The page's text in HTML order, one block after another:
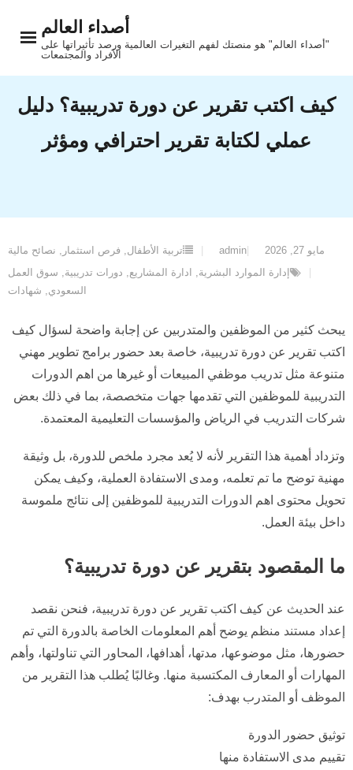
أصداء العالم
"أصداء العالم" هو منصتك لفهم التغيرات العالمية ورصد تأثيراتها على
الأفراد والمجتمعات
كيف اكتب تقرير عن دورة تدريبية؟ دليل
عملي لكتابة تقرير احترافي ومؤثر
مايو 27, 2026 admin تربية الأطفال, فرص استثمار , نصائح مالية
إدارة الموارد البشرية, ادارة المشاريع, دورات تدريبية, سوق العمل
السعودي, شهادات
يبحث كثير من الموظفين والمتدربين عن إجابة واضحة لسؤال كيف
اكتب تقرير عن دورة تدريبية، خاصة بعد حضور برامج تطوير مهني
متنوعة مثل تدريب موظفي المبيعات أو غيرها من اهم الدورات
التدريبية للموظفين التي تقدمها جهات متخصصة، بما في ذلك بعض
شركات التدريب في الرياض والمؤسسات التعليمية المعتمدة.
وتزداد أهمية هذا التقرير لأنه لا يُعد مجرد ملخص للدورة، بل وثيقة
مهنية توضح ما تم تعلمه، ومدى الاستفادة العملية، وكيف يمكن
تحويل محتوى اهم الدورات التدريبية للموظفين إلى نتائج ملموسة
داخل بيئة العمل.
ما المقصود بتقرير عن دورة تدريبية؟
عند الحديث عن كيف اكتب تقرير عن دورة تدريبية، فنحن نقصد
إعداد مستند منظم يوضح أهم المعلومات الخاصة بالدورة التي تم
حضورها، مثل موضوعها، مدتها، أهدافها، المحاور التي تناولتها، وأهم
المهارات أو المعارف المكتسبة منها. وغالبًا يُطلب هذا التقرير من
الموظف أو المتدرب بهدف:
توثيق حضور الدورة
تقييم مدى الاستفادة منها